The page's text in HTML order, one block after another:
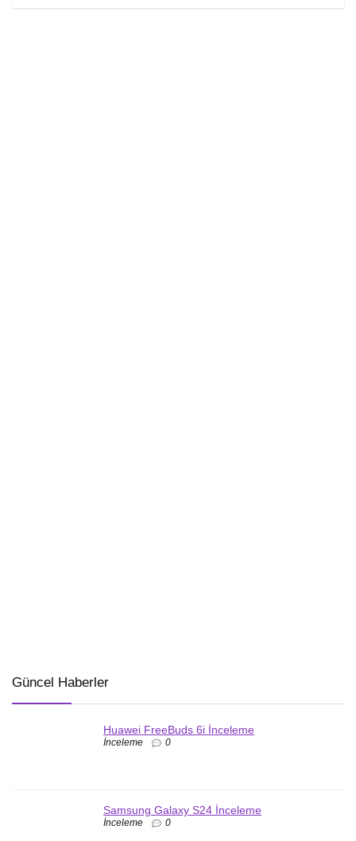
Güncel Haberler
Huawei FreeBuds 6i İnceleme
İnceleme 0
Samsung Galaxy S24 İnceleme
İnceleme 0